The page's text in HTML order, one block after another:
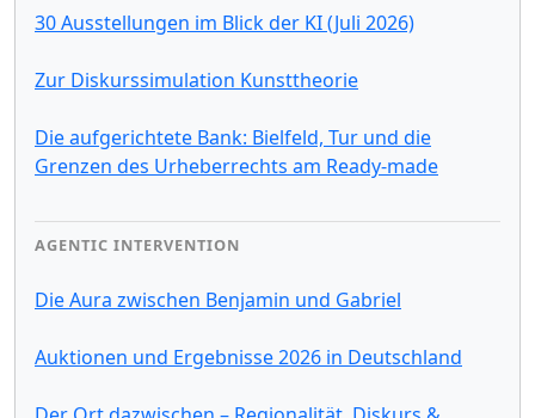
30 Ausstellungen im Blick der KI (Juli 2026)
Zur Diskurssimulation Kunsttheorie
Die aufgerichtete Bank: Bielfeld, Tur und die
Grenzen des Urheberrechts am Ready-made
AGENTIC INTERVENTION
Die Aura zwischen Benjamin und Gabriel
Auktionen und Ergebnisse 2026 in Deutschland